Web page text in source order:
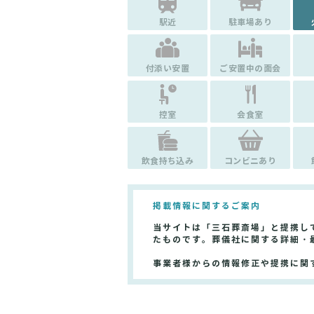
駅近 駐車場あり
付添い安置 ご安置中の面会
控室 会食室
飲食持ち込み コンビニあり
掲載情報に関するご案内
当サイトは「三石葬斎場」と提携
たものです。葬儀社に関する詳細
事業者様からの情報修正や提携に